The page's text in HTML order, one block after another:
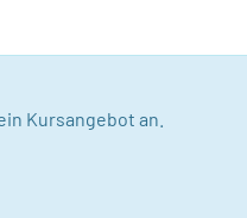
Kursangebot an.